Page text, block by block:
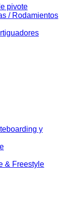
pivote
/ Rodamientos
y
& Freestyle